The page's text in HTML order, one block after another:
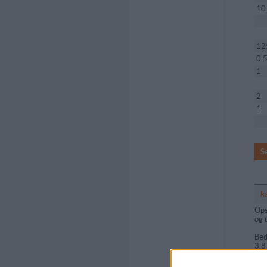
10
0.5
1
2
1
og
3.8